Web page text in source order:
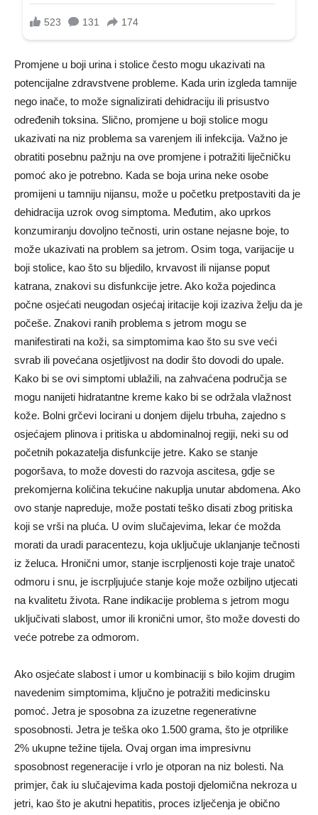
Promjene u boji urina i stolice često mogu ukazivati ​​na
potencijalne zdravstvene probleme. Kada urin izgleda tamnije
nego inače, to može signalizirati dehidraciju ili prisustvo
određenih toksina. Slično, promjene u boji stolice mogu
ukazivati ​​na niz problema sa varenjem ili infekcija. Važno je
obratiti posebnu pažnju na ove promjene i potražiti liječničku
pomoć ako je potrebno. Kada se boja urina neke osobe
promijeni u tamniju nijansu, može u početku pretpostaviti da je
dehidracija uzrok ovog simptoma. Međutim, ako uprkos
konzumiranju dovoljno tečnosti, urin ostane nejasne boje, to
može ukazivati ​​na problem sa jetrom. Osim toga, varijacije u
boji stolice, kao što su bljedilo, krvavost ili nijanse poput
katrana, znakovi su disfunkcije jetre. Ako koža pojedinca
počne osjećati neugodan osjećaj iritacije koji izaziva želju da je
počeše. Znakovi ranih problema s jetrom mogu se
manifestirati na koži, sa simptomima kao što su sve veći
svrab ili povećana osjetljivost na dodir što dovodi do upale.
Kako bi se ovi simptomi ublažili, na zahvaćena područja se
mogu nanijeti hidratantne kreme kako bi se održala vlažnost
kože. Bolni grčevi locirani u donjem dijelu trbuha, zajedno s
osjećajem plinova i pritiska u abdominalnoj regiji, neki su od
početnih pokazatelja disfunkcije jetre. Kako se stanje
pogoršava, to može dovesti do razvoja ascitesa, gdje se
prekomjerna količina tekućine nakuplja unutar abdomena. Ako
ovo stanje napreduje, može postati teško disati zbog pritiska
koji se vrši na pluća. U ovim slučajevima, lekar će možda
morati da uradi paracentezu, koja uključuje uklanjanje tečnosti
iz želuca. Hronični umor, stanje iscrpljenosti koje traje unatoč
odmoru i snu, je iscrpljujuće stanje koje može ozbiljno utjecati
na kvalitetu života. Rane indikacije problema s jetrom mogu
uključivati ​​slabost, umor ili kronični umor, što može dovesti do
veće potrebe za odmorom.
Ako osjećate slabost i umor u kombinaciji s bilo kojim drugim
navedenim simptomima, ključno je potražiti medicinsku
pomoć. Jetra je sposobna za izuzetne regenerativne
sposobnosti. Jetra je teška oko 1.500 grama, što je otprilike
2% ukupne težine tijela. Ovaj organ ima impresivnu
sposobnost regeneracije i vrlo je otporan na niz bolesti. Na
primjer, čak iu slučajevima kada postoji djelomična nekroza u
jetri, kao što je akutni hepatitis, proces izlječenja je obično